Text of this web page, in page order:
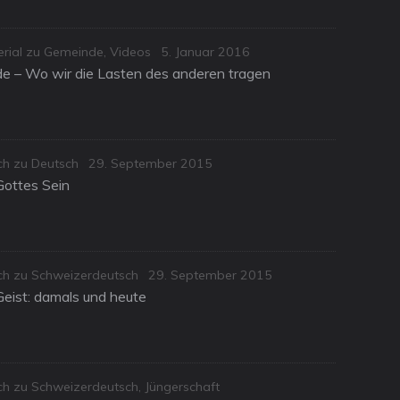
zu Gemeinde, Videos
Posted
on
5. Januar 2016
– Wo wir die Lasten des anderen tragen
zu Deutsch
Posted
29. September 2015
Sein
zu Schweizerdeutsch
Posted
29. September 2015
damals und heute
zu Schweizerdeutsch, Jüngerschaft